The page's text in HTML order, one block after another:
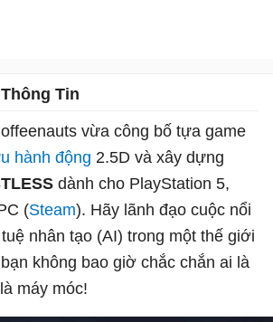
Thông Tin
vừa công bố tựa game
hành động 2.5D và xây dựng
dành cho PlayStation 5,
(Steam). Hãy lãnh đạo cuộc nổi
nhân tạo (AI) trong một thế giới
không bao giờ chắc chắn ai là
máy móc!